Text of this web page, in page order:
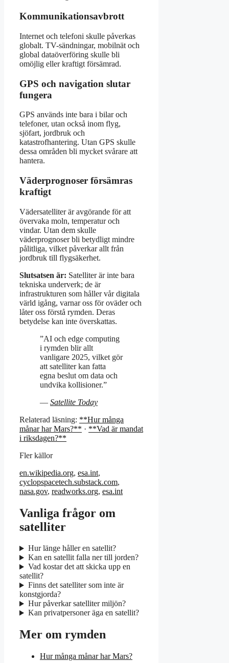
Kommunikationsavbrott
Internet och telefoni skulle påverkas
globalt. TV-sändningar, mobilnät och
global dataöverföring skulle bli
omöjlig eller kraftigt försämrad.
GPS och navigation slutar
fungera
GPS används inte bara i bilar och
telefoner, utan också inom flyg,
sjöfart, jordbruk och
katastrofhantering. Utan GPS skulle
dessa områden bli mycket svårare att
hantera.
Väderprognoser försämras
kraftigt
Vädersatelliter är avgörande för att
övervaka moln, temperatur och
vindar. Utan dem skulle
väderprognoser bli betydligt mindre
pålitliga, vilket påverkar allt från
jordbruk till flygsäkerhet.
Slutsatsen är: Satelliter är inte bara
tekniska underverk; de är
infrastrukturen som håller vår digitala
värld igång, varnar oss för oväder och
låter oss förstå rymden. Deras
betydelse kan inte överskattas.
”AI och edge computing
i rymden blir allt
vanligare 2025, vilket gör
att satelliter kan fatta
egna beslut om data och
undvika kollisioner.”
— Satellite Today
Relaterad läsning: **Hur många
månar har Mars?** · **Vad är mandat
i riksdagen?**
Fler källor
en.wikipedia.org, esa.int,
cyclopspacetech.substack.com,
nasa.gov, readworks.org, esa.int
Vanliga frågor om
satelliter
Hur länge håller en satellit?
Kan en satellit falla ner till jorden?
Vad kostar det att skicka upp en
satellit?
Finns det satelliter som inte är
konstgjorda?
Hur påverkar satelliter miljön?
Kan privatpersoner äga en satellit?
Mer om rymden
Hur många månar har Mars?